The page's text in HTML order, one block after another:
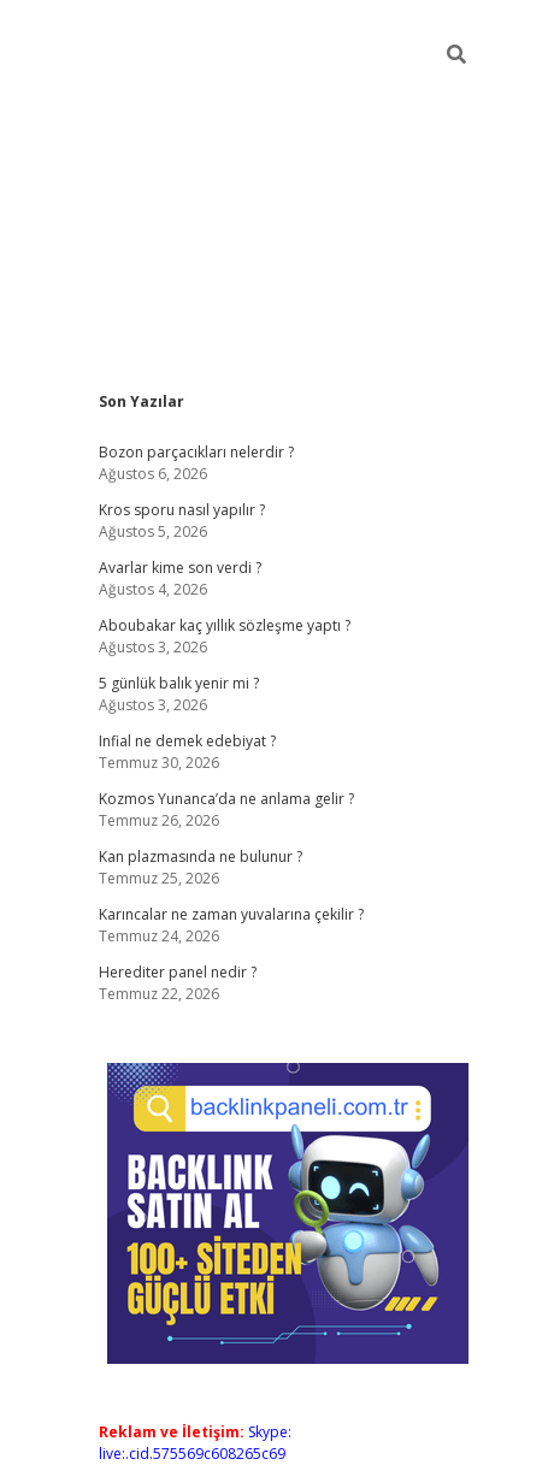
Sidebar
Son Yazılar
Bozon parçacıkları nelerdir ?
Ağustos 6, 2026
Kros sporu nasıl yapılır ?
Ağustos 5, 2026
Avarlar kime son verdi ?
Ağustos 4, 2026
Aboubakar kaç yıllık sözleşme yaptı ?
Ağustos 3, 2026
5 günlük balık yenir mi ?
Ağustos 3, 2026
Infial ne demek edebiyat ?
Temmuz 30, 2026
Kozmos Yunanca’da ne anlama gelir ?
Temmuz 26, 2026
Kan plazmasında ne bulunur ?
Temmuz 25, 2026
Karıncalar ne zaman yuvalarına çekilir ?
Temmuz 24, 2026
Herediter panel nedir ?
Temmuz 22, 2026
Reklam ve İletişim: Skype:
live:.cid.575569c608265c69